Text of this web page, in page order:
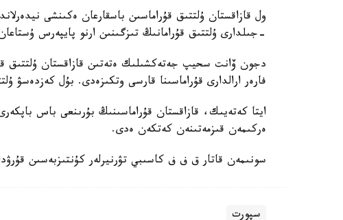
-جىلدارى ۇلتتىق قۇرامانىڭ تىزگىنىن ارنو پايپەرس
فارەر ارالدارى قۇراماسىنا قارسى وتكىزەدى. بۇل كەزدەسۋ
ايتا كەتەيىك، قازاقستان قۇراماسىنىڭ بۇرىنعى باس
ەركىمەن قىزمەتىنەن كەتكەن ەدى.
سونىمەن قاتار ق ف ف كاسىبي تۋرنيرلەر كۇنتىزبەسىن
سپورت